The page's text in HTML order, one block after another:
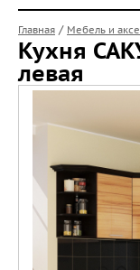
Главная / Мебель и
Кухня
левая